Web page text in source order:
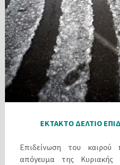
ΕΚΤΑΚΤΟ ΔΕΛΤΙΟ
Επιδείνωση του
απόγευμα της Κυριακής